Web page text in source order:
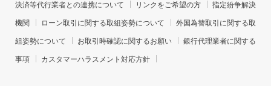
決済等代行業者との連携について リンクをご希望の方 指定紛争解決
機関 ローン取引に関する取組姿勢について 外国為替取引に関する取
組姿勢について お取引時確認に関するお願い 銀行代理業者に関する
事項 カスタマーハラスメント対応方針